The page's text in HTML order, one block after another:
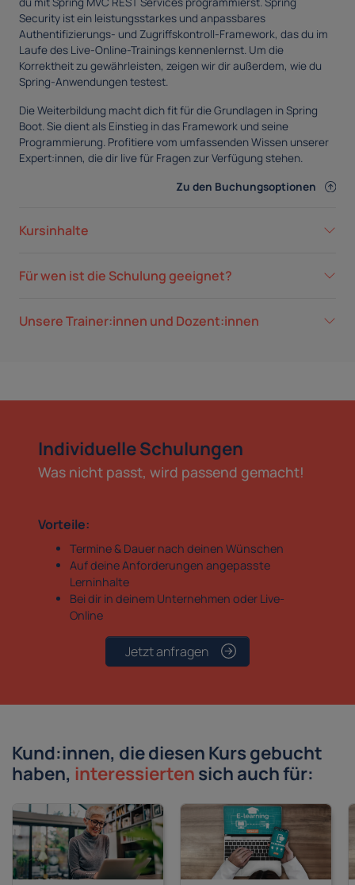
Security ist ein leistungsstarkes und anpassbares
Authentifizierungs- und Zugriffskontroll-Framework, das du im
Laufe des Live-Online-Trainings kennenlernst. Um die
Korrektheit zu gewährleisten, zeigen wir dir außerdem, wie du
Spring-Anwendungen testest.
Die Weiterbildung macht dich fit für die Grundlagen in Spring
Boot. Sie dient als Einstieg in das Framework und seine
Programmierung. Profitiere vom umfassenden Wissen unserer
Expert:innen, die dir live für Fragen zur Verfügung stehen.
Zu den Buchungsoptionen
Kursinhalte
Für wen ist die Schulung geeignet?
Unsere Trainer:innen und Dozent:innen
Individuelle Schulungen
Was nicht passt, wird passend gemacht!
Vorteile:
Termine & Dauer nach deinen Wünschen
Auf deine Anforderungen angepasste
Lerninhalte
Bei dir in deinem Unternehmen oder Live-
Online
Jetzt anfragen
Kund:innen, die diesen Kurs gebucht
haben, interessiertensich auch für: